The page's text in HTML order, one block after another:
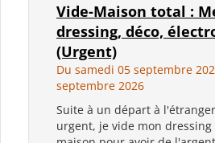
Vide-Maison total :
dressing, déco,
(Urgent)
Du samedi 05 septembre
septembre 2026
Suite à un départ à
urgent, je vide mon